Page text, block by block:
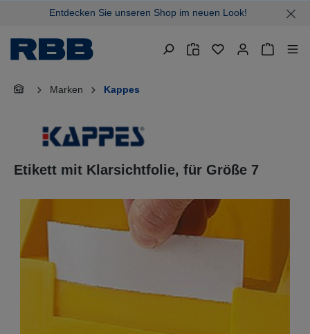
springenEntdecken Sie unseren Shop im neuen Look!
Marken Kappes
Etikett mit Klarsichtfolie, für Größe 7
Bildergalerie überspringen